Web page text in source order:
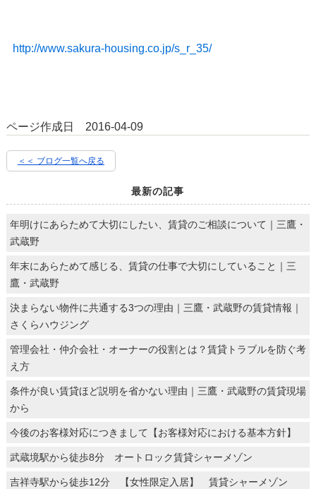
http://www.sakura-housing.co.jp/s_r_35/
ページ作成日 2016-04-09
＜＜ ブログ一覧へ戻る
最新の記事
年明けにあらためて大切にしたい、賃貸のご相談について｜三鷹・
武蔵野
年末にあらためて感じる、賃貸の仕事で大切にしていること｜三
鷹・武蔵野
決まらない物件に共通する3つの理由｜三鷹・武蔵野の賃貸情報｜
さくらハウジング
管理会社・仲介会社・オーナーの役割とは？賃貸トラブルを防ぐ考
え方
条件が良い賃貸ほど説明を省かない理由｜三鷹・武蔵野の賃貸現場
から
今後のお客様対応につきまして【お客様対応における基本方針】
武蔵境駅から徒歩8分 オートロック賃貸シャーメゾン
吉祥寺駅から徒歩12分 【女性限定入居】 賃貸シャーメゾン